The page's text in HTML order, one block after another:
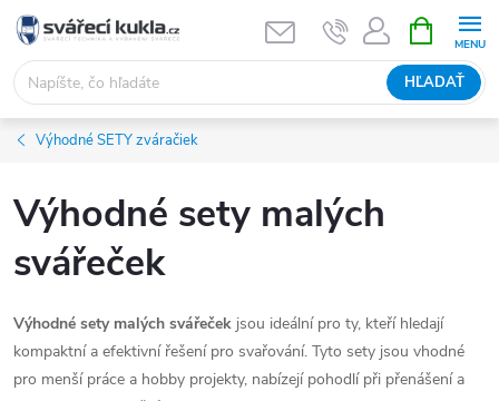
Prejsť na obsah
HĽADAŤ
Výhodné SETY zváračiek
Výhodné sety malých
svářeček
Výhodné sety malých svářeček jsou ideální pro ty, kteří hledají
kompaktní a efektivní řešení pro svařování. Tyto sety jsou vhodné
pro menší práce a hobby projekty, nabízejí pohodlí při přenášení a